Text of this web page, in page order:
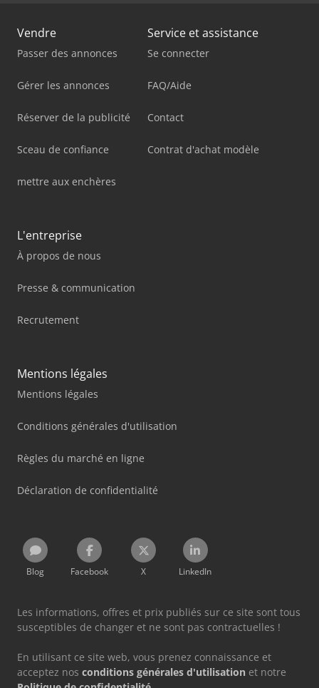
Vendre
Passer des annonces
Gérer les annonces
Réserver de la publicité
Sceau de confiance
mettre aux enchères
Service et assistance
Se connecter
FAQ/Aide
Contact
Contrat d'achat modèle
L'entreprise
À propos de nous
Presse & communication
Recrutement
Mentions légales
Mentions légales
Conditions générales d'utilisation
Règles du marché en ligne
Déclaration de confidentialité
Blog Facebook X LinkedIn
Les informations, offres et prix publiés sur ce site sont tous
susceptibles de changer et ne sont pas contractuelles !
En utilisant ce site web, vous prenez connaissance et
acceptez nos conditions générales d'utilisation et notre